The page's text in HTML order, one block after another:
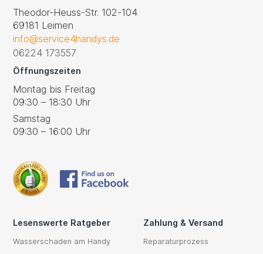
Theodor-Heuss-Str. 102-104
69181 Leimen
info@service4handys.de
06224 173557
Öffnungszeiten
Montag bis Freitag
09:30 – 18:30 Uhr
Samstag
09:30 – 16:00 Uhr
Lesenswerte Ratgeber
Wasserschaden am Handy
Zahlung & Versand
Reparaturprozess